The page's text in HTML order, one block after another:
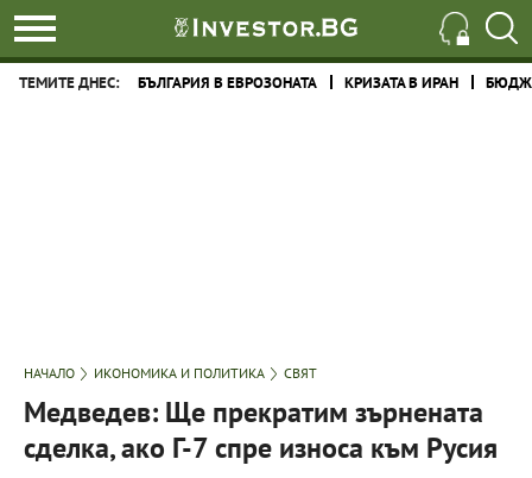
ТЕМИТЕ ДНЕС: БЪЛГАРИЯ В ЕВРОЗОНАТА КРИЗАТА В ИРАН
НАЧАЛО ИКОНОМИКА И ПОЛИТИКА СВЯТ
Медведев: Ще прекратим зърнената
сделка, ако Г-7 спре износа към Русия